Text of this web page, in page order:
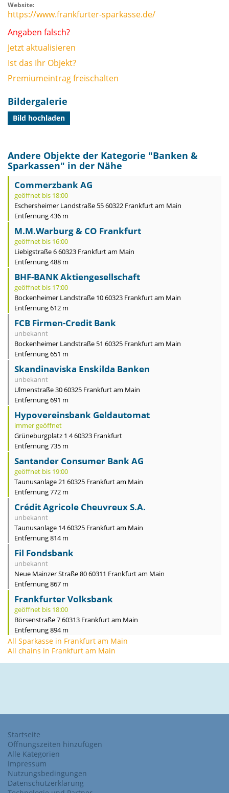
Website:
https://www.frankfurter-sparkasse.de/
Angaben falsch?
Jetzt aktualisieren
Ist das Ihr Objekt?
Premiumeintrag freischalten
Bildergalerie
Bild hochladen
Andere Objekte der Kategorie "Banken &
Sparkassen" in der Nähe
Commerzbank AG
geöffnet bis 18:00
Eschersheimer Landstraße 55 60322 Frankfurt am Main
Entfernung 436 m
M.M.Warburg & CO Frankfurt
geöffnet bis 16:00
Liebigstraße 6 60323 Frankfurt am Main
Entfernung 488 m
BHF-BANK Aktiengesellschaft
geöffnet bis 17:00
Bockenheimer Landstraße 10 60323 Frankfurt am Main
Entfernung 612 m
FCB Firmen-Credit Bank
unbekannt
Bockenheimer Landstraße 51 60325 Frankfurt am Main
Entfernung 651 m
Skandinaviska Enskilda Banken
unbekannt
Ulmenstraße 30 60325 Frankfurt am Main
Entfernung 691 m
Hypovereinsbank Geldautomat
immer geöffnet
Grüneburgplatz 1 4 60323 Frankfurt
Entfernung 735 m
Santander Consumer Bank AG
geöffnet bis 19:00
Taunusanlage 21 60325 Frankfurt am Main
Entfernung 772 m
Crédit Agricole Cheuvreux S.A.
unbekannt
Taunusanlage 14 60325 Frankfurt am Main
Entfernung 814 m
Fil Fondsbank
unbekannt
Neue Mainzer Straße 80 60311 Frankfurt am Main
Entfernung 867 m
Frankfurter Volksbank
geöffnet bis 18:00
Börsenstraße 7 60313 Frankfurt am Main
Entfernung 894 m
All Sparkasse in Frankfurt am Main
All chains in Frankfurt am Main
Startseite
Öffnungszeiten hinzufügen
Alle Kategorien
Impressum
Nutzungsbedingungen
Datenschutzerklärung